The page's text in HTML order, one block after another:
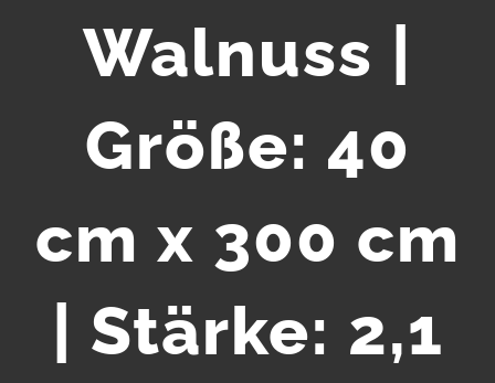
Walnuss |
Größe: 40
cm x 300 cm
| Stärke: 2,1